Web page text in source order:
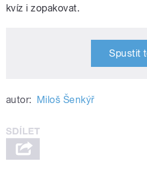
kvíz i zopakovat.
Spustit
autor: Miloš Šenkýř